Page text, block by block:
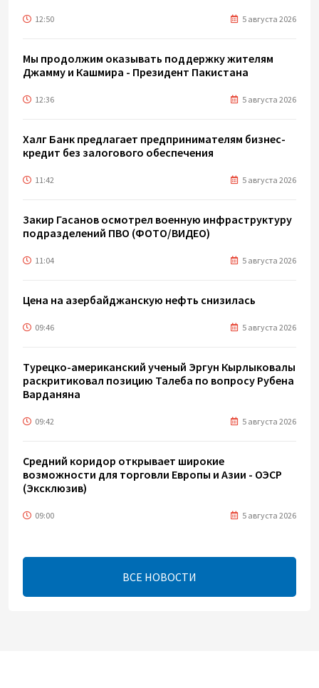
12:50 5 августа 2026
Мы продолжим оказывать поддержку жителям
Джамму и Кашмира - Президент Пакистана
12:36 5 августа 2026
Халг Банк предлагает предпринимателям бизнес-
кредит без залогового обеспечения
11:42 5 августа 2026
Закир Гасанов осмотрел военную инфраструктуру
подразделений ПВО (ФОТО/ВИДЕО)
11:04 5 августа 2026
Цена на азербайджанскую нефть cнизилась
09:46 5 августа 2026
Турецко-американский ученый Эргун Кырлыковалы
раскритиковал позицию Талеба по вопросу Рубена
Варданяна
09:42 5 августа 2026
Средний коридор открывает широкие
возможности для торговли Европы и Азии - ОЭСР
(Эксклюзив)
09:00 5 августа 2026
Центральная Азия ускоряет цифровой переход:
08:00 5 августа 2026
ВСЕ НОВОСТИ